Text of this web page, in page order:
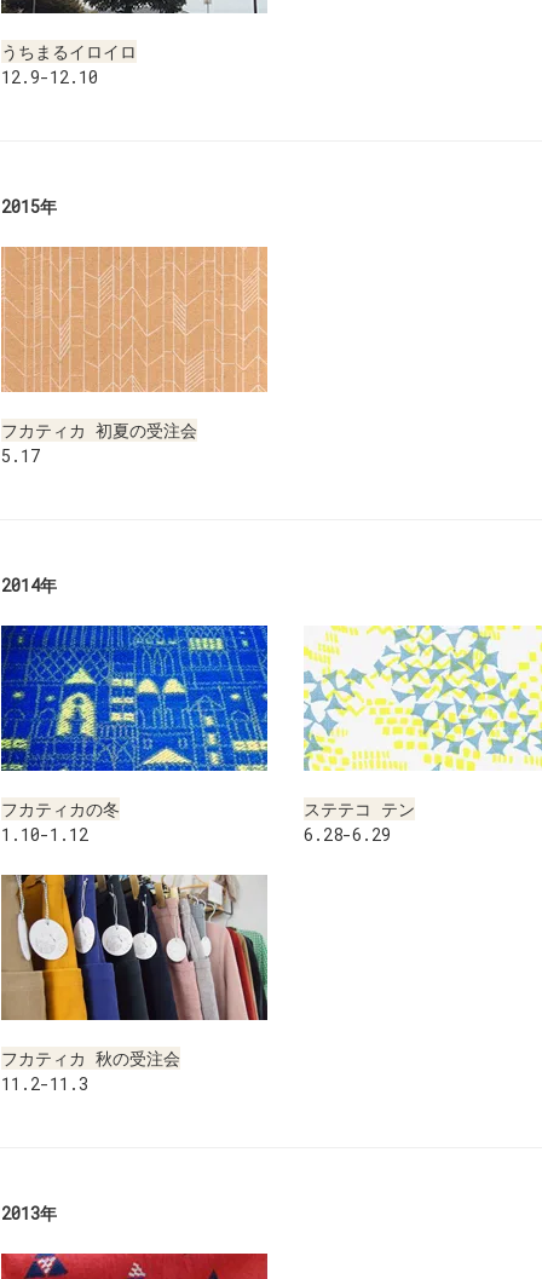
うちまるイロイロ
12.9-12.10
2015年
フカティカ 初夏の受注会
5.17
2014年
フカティカの冬
1.10-1.12
ステテコ テン
6.28-6.29
フカティカ 秋の受注会
11.2-11.3
2013年